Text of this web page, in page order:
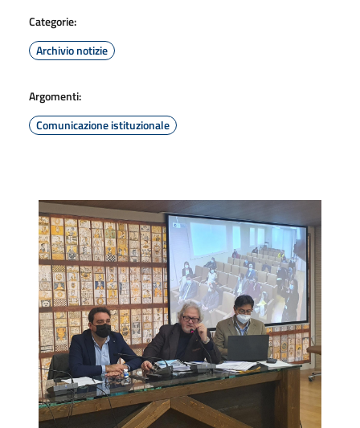
Categorie:
Archivio notizie
Argomenti:
Comunicazione istituzionale